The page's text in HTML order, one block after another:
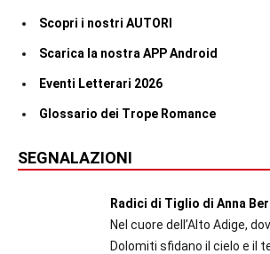
Scopri i nostri AUTORI
Scarica la nostra APP Android
Eventi Letterari 2026
Glossario dei Trope Romance
SEGNALAZIONI
Radici di Tiglio di Anna
Nel cuore dell’Alto Adige,
Dolomiti sfidano il cielo e il